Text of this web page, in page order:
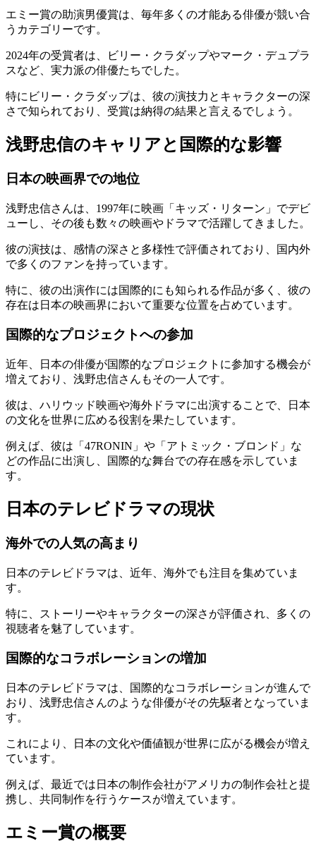
エミー賞の助演男優賞は、毎年多くの才能ある俳優が競い合
うカテゴリーです。
2024年の受賞者は、ビリー・クラダップやマーク・デュプラ
スなど、実力派の俳優たちでした。
特にビリー・クラダップは、彼の演技力とキャラクターの深
さで知られており、受賞は納得の結果と言えるでしょう。
浅野忠信のキャリアと国際的な影響
日本の映画界での地位
浅野忠信さんは、1997年に映画「キッズ・リターン」でデビ
ューし、その後も数々の映画やドラマで活躍してきました。
彼の演技は、感情の深さと多様性で評価されており、国内外
で多くのファンを持っています。
特に、彼の出演作には国際的にも知られる作品が多く、彼の
存在は日本の映画界において重要な位置を占めています。
国際的なプロジェクトへの参加
近年、日本の俳優が国際的なプロジェクトに参加する機会が
増えており、浅野忠信さんもその一人です。
彼は、ハリウッド映画や海外ドラマに出演することで、日本
の文化を世界に広める役割を果たしています。
例えば、彼は「47RONIN」や「アトミック・ブロンド」な
どの作品に出演し、国際的な舞台での存在感を示していま
す。
日本のテレビドラマの現状
海外での人気の高まり
日本のテレビドラマは、近年、海外でも注目を集めていま
す。
特に、ストーリーやキャラクターの深さが評価され、多くの
視聴者を魅了しています。
国際的なコラボレーションの増加
日本のテレビドラマは、国際的なコラボレーションが進んで
おり、浅野忠信さんのような俳優がその先駆者となっていま
す。
これにより、日本の文化や価値観が世界に広がる機会が増え
ています。
例えば、最近では日本の制作会社がアメリカの制作会社と提
携し、共同制作を行うケースが増えています。
エミー賞の概要